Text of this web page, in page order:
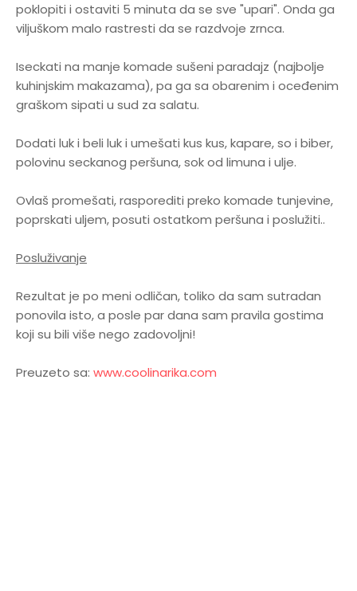
poklopiti i ostaviti 5 minuta da se sve "upari". Onda ga
viljuškom malo rastresti da se razdvoje zrnca.
Iseckati na manje komade sušeni paradajz (najbolje
kuhinjskim makazama), pa ga sa obarenim i oceđenim
graškom sipati u sud za salatu.
Dodati luk i beli luk i umešati kus kus, kapare, so i biber,
polovinu seckanog peršuna, sok od limuna i ulje.
Ovlaš promešati, rasporediti preko komade tunjevine,
poprskati uljem, posuti ostatkom peršuna i poslužiti..
Posluživanje
Rezultat je po meni odličan, toliko da sam sutradan
ponovila isto, a posle par dana sam pravila gostima
koji su bili više nego zadovoljni!
Preuzeto sa: www.coolinarika.com